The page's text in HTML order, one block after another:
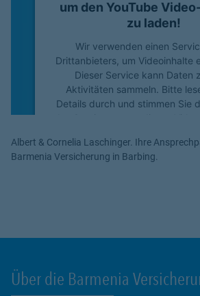
um den YouTube
zu laden!
Wir verwenden einen
Drittanbieters, um Videoinhalte
Dieser Service kann Daten
Aktivitäten sammeln. Bitte
Details durch und stimmen Sie
Mehr Informationen
Albert & Cornelia Laschinger. Ihre
Barmenia Versicherung in Barbing.
Über die Barmenia